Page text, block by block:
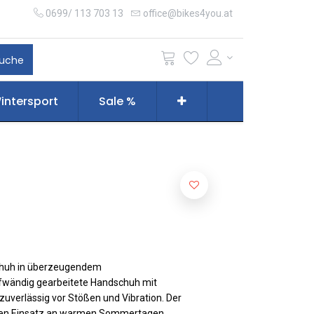
0699/ 113 703 13 office@bikes4you.at
Sale %
in überzeugendem
gearbeitete Handschuh mit
vor Stößen und Vibration. Der